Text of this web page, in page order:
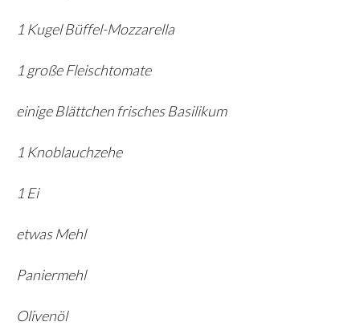
1 Kugel Büffel-Mozzarella
1 große Fleischtomate
einige Blättchen frisches Basilikum
1 Knoblauchzehe
1 Ei
etwas Mehl
Paniermehl
Olivenöl